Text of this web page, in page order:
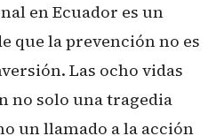
en Ecuador es un
que la prevención no es
Las ocho vidas
no solo una tragedia
un llamado a la acción